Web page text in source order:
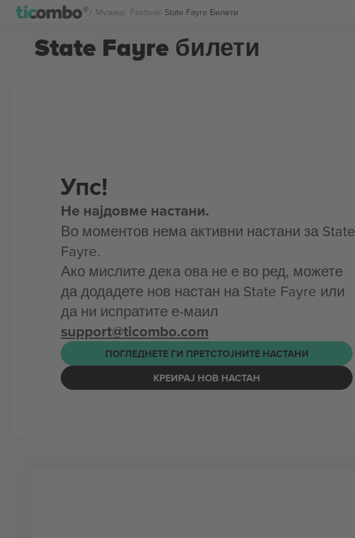
Музика Festival State Fayre Билети
State Fayre билети
Упс!
Не најдовме настани.
Во моментов нема активни настани за State
Fayre.
Ако мислите дека ова не е во ред, можете
да додадете нов настан на State Fayre или
да ни испратите е-маил
support@ticombo.com
ПОГЛЕДНЕТЕ ГИ ПРЕТСТОЈНИТЕ НАСТАНИ
КРЕИРАЈ НОВ НАСТАН